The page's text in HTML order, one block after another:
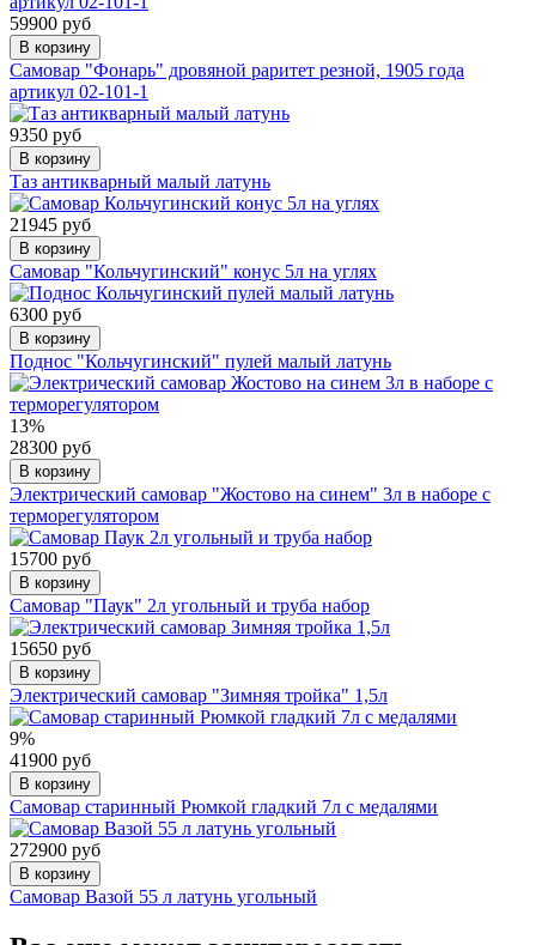
59900 руб
В корзину
Самовар "Фонарь" дровяной раритет резной, 1905 года
артикул 02-101-1
9350 руб
В корзину
Таз антикварный малый латунь
21945 руб
В корзину
Самовар "Кольчугинский" конус 5л на углях
6300 руб
В корзину
Поднос "Кольчугинский" пулей малый латунь
13%
28300 руб
В корзину
Электрический самовар "Жостово на синем" 3л в наборе с
терморегулятором
15700 руб
В корзину
Самовар "Паук" 2л угольный и труба набор
15650 руб
В корзину
Электрический самовар "Зимняя тройка" 1,5л
9%
41900 руб
В корзину
Самовар старинный Рюмкой гладкий 7л с медалями
272900 руб
В корзину
Самовар Вазой 55 л латунь угольный